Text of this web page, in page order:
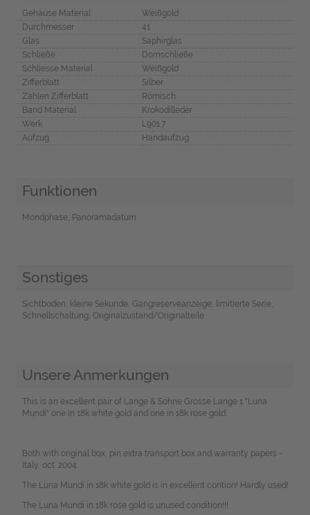
Gehäuse Material
Weißgold
Durchmesser
41
Glas
Saphirglas
Schließe
Dornschließe
Schliesse Material
Weißgold
Zifferblatt
Silber
Zahlen Zifferblatt
Römisch
Band Material
Krokodilleder
Werk
L901.7
Aufzug
Handaufzug
Funktionen
Mondphase, Panoramadatum
Sonstiges
Sichtboden, kleine Sekunde, Gangreserveanzeige, limitierte Serie,
Schnellschaltung, Originalzustand/Originalteile
Unsere Anmerkungen
This is an excellent pair of Lange & Söhne Grosse Lange 1 "Luna
Mundi" one in 18k white gold and one in 18k rose gold.
Both with original box, pin extra transport box and warranty papers -
Italy, oct. 2004.
The Luna Mundi in 18k white gold is in excellent contion! Hardly used!
The Luna Mundi in 18k rose gold is unused condition!!!